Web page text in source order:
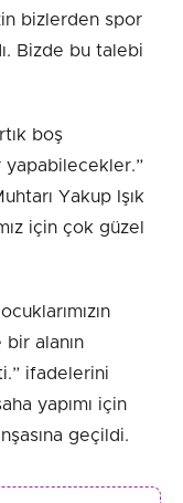
bizlerden spor
Bizde bu talebi
boş
Yakup Işık
için çok güzel
alanın
ifadelerini
yapımı için
geçildi.